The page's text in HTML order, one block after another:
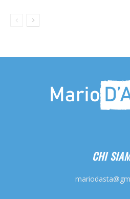
CHI